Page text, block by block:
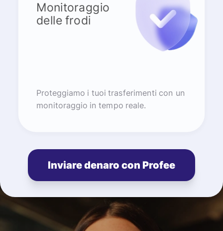
Monitoraggio
delle frodi
Proteggiamo i tuoi trasferimenti con un
monitoraggio in tempo reale.
Inviare denaro con Profee